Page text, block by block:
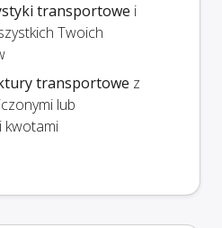
transportowe i
Twoich
transportowe z
lub
kwotami